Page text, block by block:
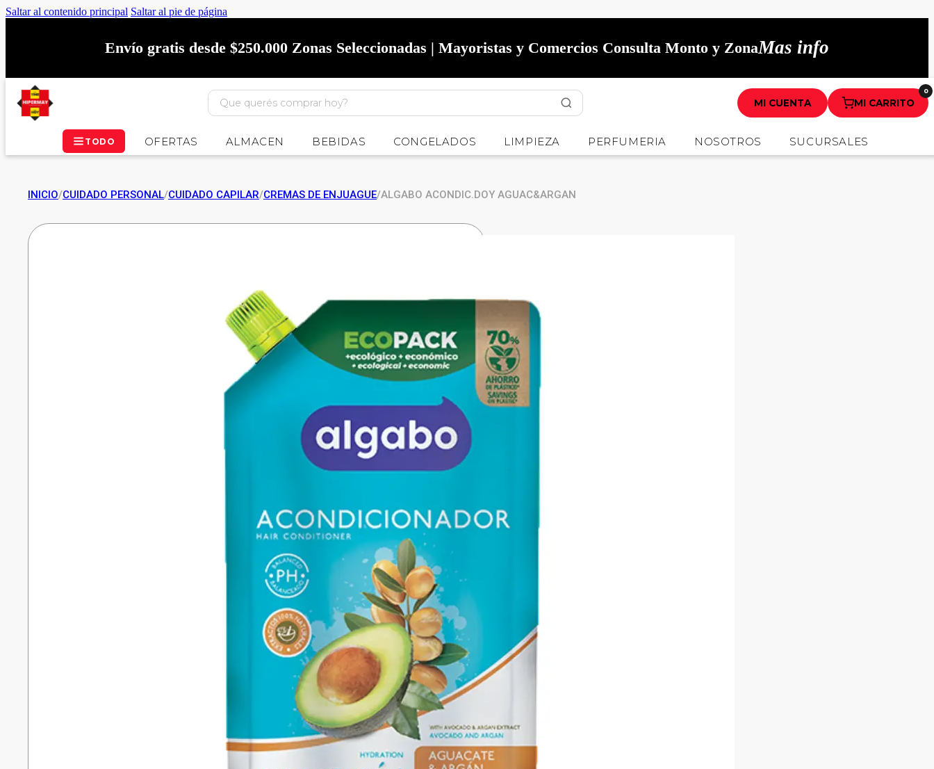
Saltar al contenido principal Saltar al pie de página
Envío gratis desde $250.000 Zonas Seleccionadas | Mayoristas y Comercios Consulta Monto y ZonaMas info
MI CUENTA MI CARRITO
0
TODO OFERTAS ALMACEN BEBIDAS CONGELADOS LIMPIEZA PERFUMERIA NOSOTROS SUCURSALES
INICIO/CUIDADO PERSONAL/CUIDADO CAPILAR/CREMAS DE ENJUAGUE/ALGABO ACONDIC.DOY AGUAC&ARGAN